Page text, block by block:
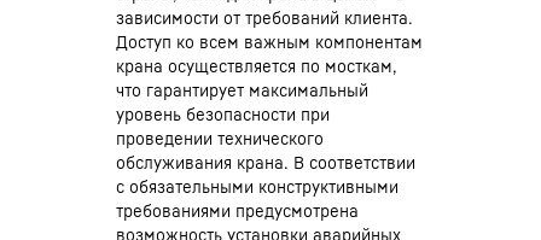
зависимости от требований клиента.
Доступ ко всем важным компонентам
крана осуществляется по мосткам,
что гарантирует максимальный
уровень безопасности при
проведении технического
обслуживания крана. В соответствии
с обязательными конструктивными
требованиями предусмотрена
возможность установки аварийных